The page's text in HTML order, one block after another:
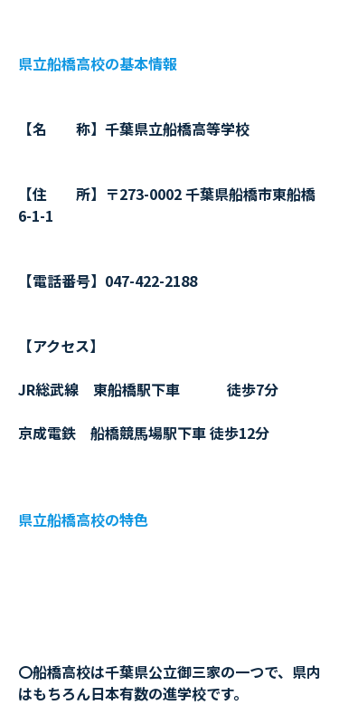
県立船橋高校の基本情報
【名 称】千葉県立船橋高等学校
【住 所】〒273-0002 千葉県船橋市東船橋
6-1-1
【電話番号】047-422-2188
【アクセス】
JR総武線 東船橋駅下車 徒歩7分
京成電鉄 船橋競馬場駅下車 徒歩12分
県立船橋高校の特色
〇船橋高校は千葉県公立御三家の一つで、県内
はもちろん日本有数の進学校です。